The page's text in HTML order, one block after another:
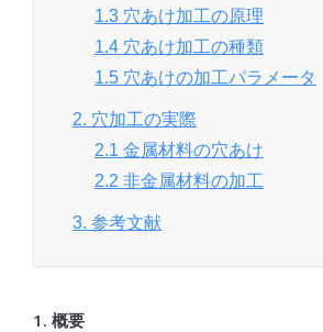
1.3 穴あけ加工の原理
1.4 穴あけ加工の種類
1.5 穴あけの加工パラメータ
2. 穴加工の実際
2.1 金属材料の穴あけ
2.2 非金属材料の加工
3. 参考文献
1. 概要